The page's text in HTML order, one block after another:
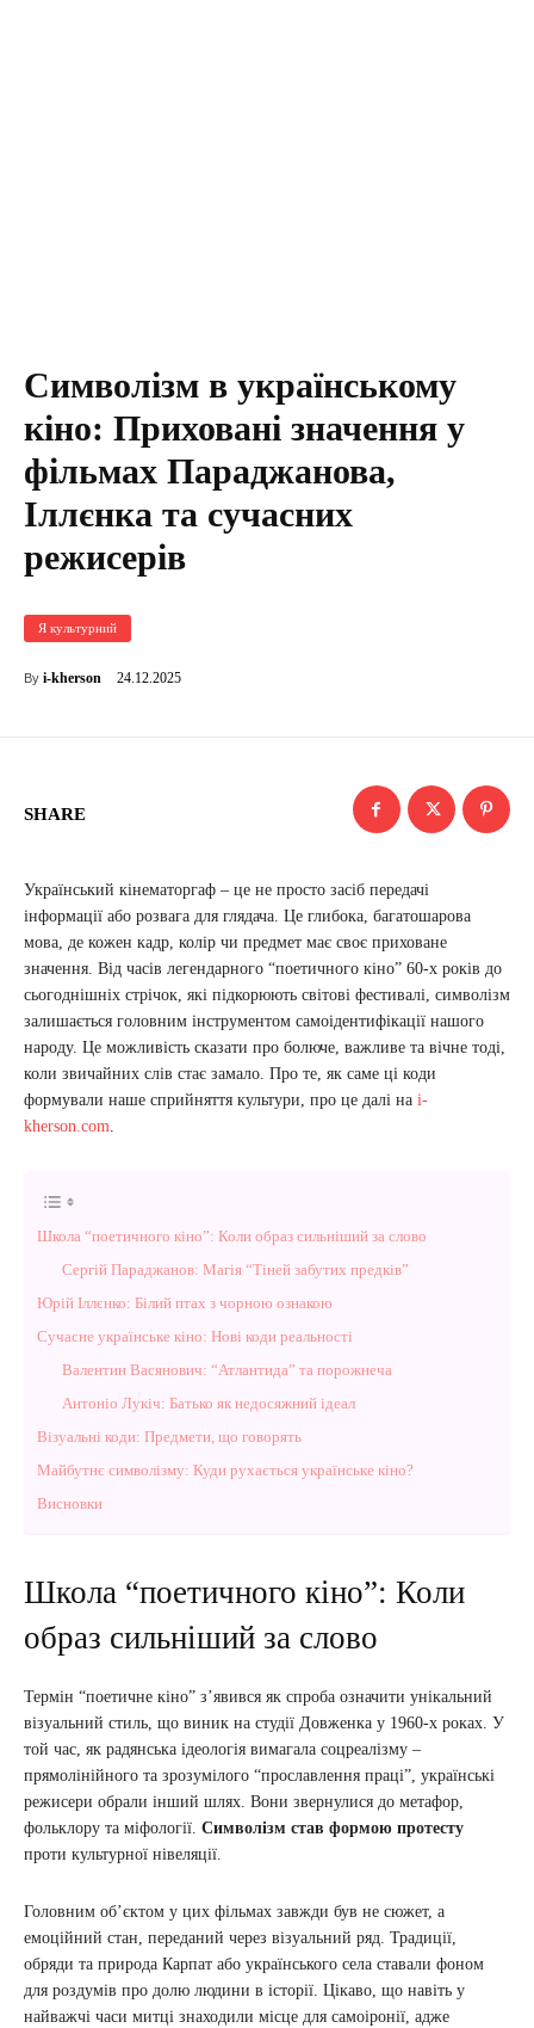
Символізм в українському
кіно: Приховані значення у
фільмах Параджанова,
Іллєнка та сучасних
режисерів
Я культурний
By i-kherson 24.12.2025
SHARE
Український кінематоргаф – це не просто засіб передачі
інформації або розвага для глядача. Це глибока, багатошарова
мова, де кожен кадр, колір чи предмет має своє приховане
значення. Від часів легендарного “поетичного кіно” 60-х років до
сьогоднішніх стрічок, які підкорюють світові фестивалі, символізм
залишається головним інструментом самоідентифікації нашого
народу. Це можливість сказати про болюче, важливе та вічне тоді,
коли звичайних слів стає замало. Про те, як саме ці коди
формували наше сприйняття культури, про це далі на i-
kherson.com.
Школа “поетичного кіно”: Коли образ сильніший за слово
Сергій Параджанов: Магія “Тіней забутих предків”
Юрій Іллєнко: Білий птах з чорною ознакою
Сучасне українське кіно: Нові коди реальності
Валентин Васянович: “Атлантида” та порожнеча
Антоніо Лукіч: Батько як недосяжний ідеал
Візуальні коди: Предмети, що говорять
Майбутнє символізму: Куди рухається українське кіно?
Висновки
Школа “поетичного кіно”: Коли
образ сильніший за слово
Термін “поетичне кіно” з’явився як спроба означити унікальний
візуальний стиль, що виник на студії Довженка у 1960-х роках. У
той час, як радянська ідеологія вимагала соцреалізму –
прямолінійного та зрозумілого “прославлення праці”, українські
режисери обрали інший шлях. Вони звернулися до метафор,
фольклору та міфології. Символізм став формою протесту
проти культурної нівеляції.
Головним об’єктом у цих фільмах завжди був не сюжет, а
емоційний стан, переданий через візуальний ряд. Традиції,
обряди та природа Карпат або українського села ставали фоном
для роздумів про долю людини в історії. Цікаво, що навіть у
найважчі часи митці знаходили місце для самоіронії, адже